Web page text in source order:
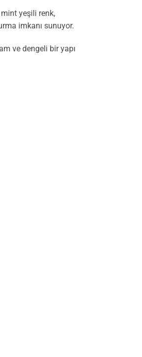
yeşili renk,
imkanı sunuyor.
ve dengeli bir yapı